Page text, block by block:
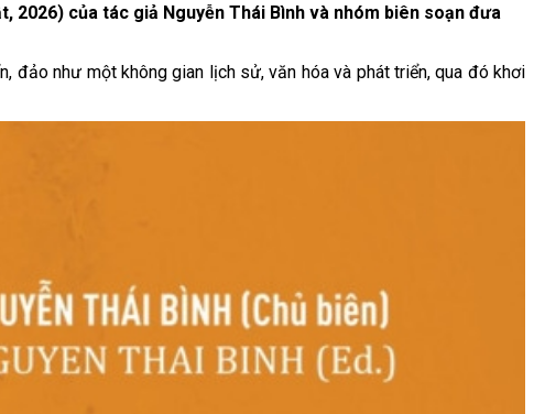
2026) của tác giả Nguyễn Thái Bình và nhóm biên soạn đưa
đảo như một không gian lịch sử, văn hóa và phát triển, qua đó khơi